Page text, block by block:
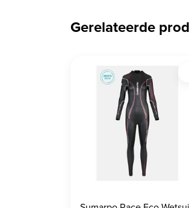
Gerelateerde